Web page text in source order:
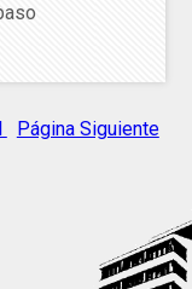
Página Siguiente